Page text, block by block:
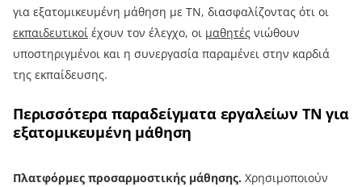
για εξατομικευμένη μάθηση με ΤΝ, διασφαλίζοντας ότι οι
εκπαιδευτικοί έχουν τον έλεγχο, οι μαθητές νιώθουν
υποστηριγμένοι και η συνεργασία παραμένει στην καρδιά
της εκπαίδευσης.
Περισσότερα παραδείγματα εργαλείων ΤΝ για
εξατομικευμένη μάθηση
Πλατφόρμες προσαρμοστικής μάθησης. Χρησιμοποιούν